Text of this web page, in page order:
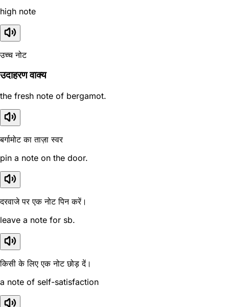
high note
उच्च नोट
उदाहरण वाक्य
the fresh note of bergamot.
बर्गामोट का ताज़ा स्वर
pin a note on the door.
दरवाजे पर एक नोट पिन करें।
leave a note for sb.
किसी के लिए एक नोट छोड़ दें।
a note of self-satisfaction